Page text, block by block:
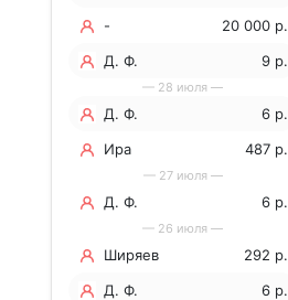
-
20 000 р.
Д. Ф.
9 р.
— 28 июля —
Д. Ф.
6 р.
Ира
487 р.
— 27 июля —
Д. Ф. 6 р.
— 26 июля —
Ширяев
Станислав
292 р.
Д. Ф.
6 р.